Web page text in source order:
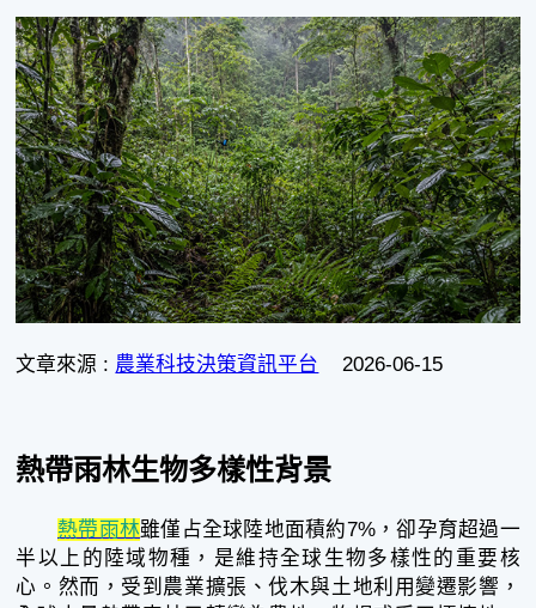
文章來源 : 農業科技決策資訊平台 2026-06-15
熱帶雨林生物多樣性背景
熱帶雨林雖僅占全球陸地面積約7%，卻孕育超過一
半以上的陸域物種，是維持全球生物多樣性的重要核
心。然而，受到農業擴張、伐木與土地利用變遷影響，